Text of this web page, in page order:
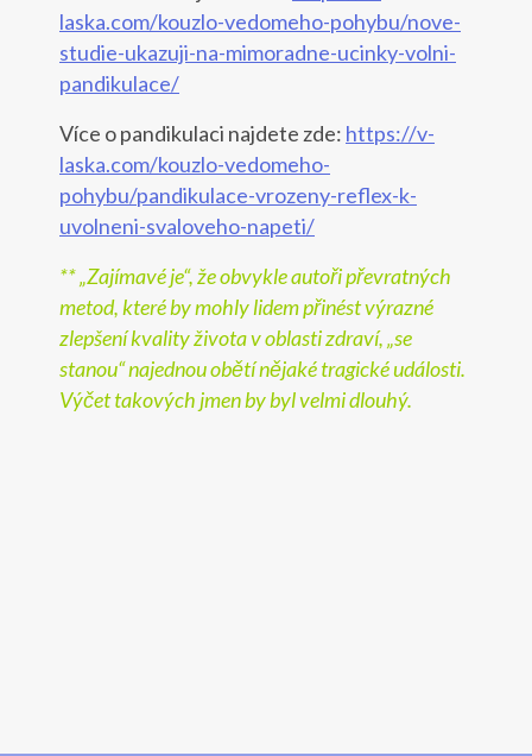
laska.com/kouzlo-vedomeho-pohybu/nove-
studie-ukazuji-na-mimoradne-ucinky-volni-
pandikulace/
Více o pandikulaci najdete zde: https://v-
laska.com/kouzlo-vedomeho-
pohybu/pandikulace-vrozeny-reflex-k-
uvolneni-svaloveho-napeti/
** „Zajímavé je“, že obvykle autoři převratných
metod, které by mohly lidem přinést výrazné
zlepšení kvality života v oblasti zdraví, „se
stanou“ najednou obětí nějaké tragické události.
Výčet takových jmen by byl velmi dlouhý.